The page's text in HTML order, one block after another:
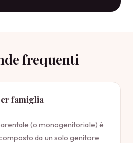
frequenti
famiglia
(o monogenitoriale) è
da un solo genitore